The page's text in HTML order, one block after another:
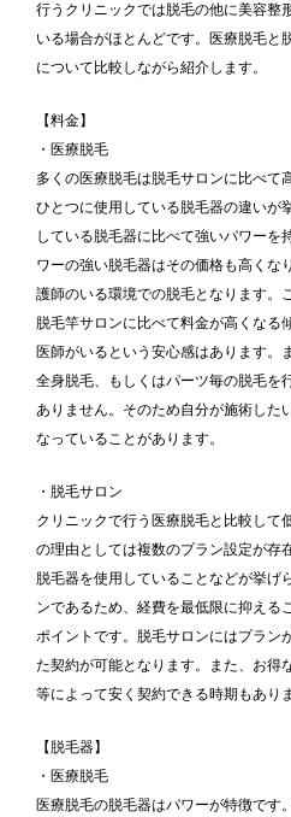
行うクリニックでは脱毛の他に美容整
いる場合がほとんどです。医療脱毛と
について比較しながら紹介します。
【料金】
・医療脱毛
多くの医療脱毛は脱毛サロンに比べて
ひとつに使用している脱毛器の違いが
している脱毛器に比べて強いパワーを
ワーの強い脱毛器はその価格も高くな
護師のいる環境での脱毛となります。
脱毛竿サロンに比べて料金が高くなる
医師がいるという安心感はあります。
全身脱毛、もしくはパーツ毎の脱毛を
ありません。そのため自分が施術した
なっていることがあります。
・脱毛サロン
クリニックで行う医療脱毛と比較して
の理由としては複数のプラン設定が存
脱毛器を使用していることなどが挙げ
ンであるため、経費を最低限に抑える
ポイントです。脱毛サロンにはプラン
た契約が可能となります。また、お得
等によって安く契約できる時期もあり
【脱毛器】
・医療脱毛
医療脱毛の脱毛器はパワーが特徴です